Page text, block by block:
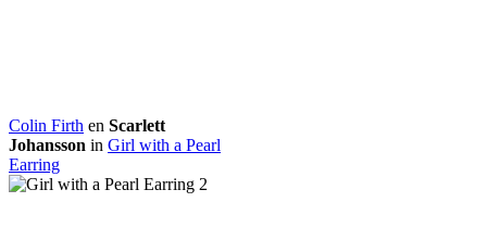
Colin Firth en Scarlett
Johansson in Girl with a Pearl
Earring